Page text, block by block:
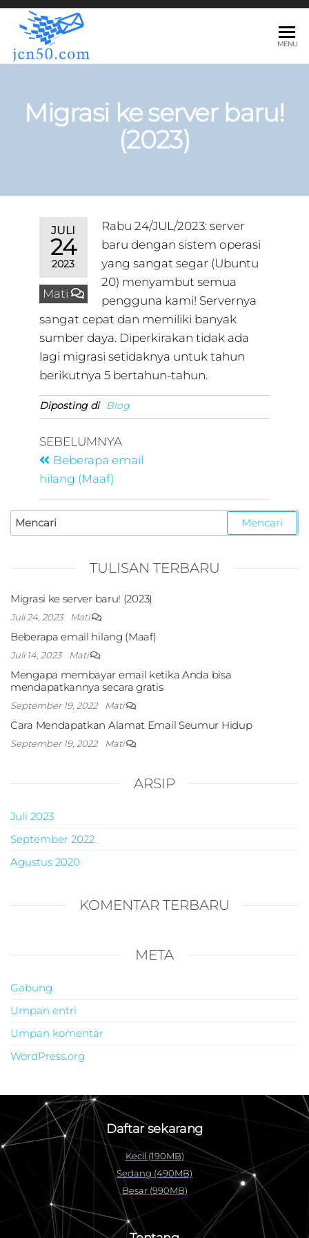
MENU
Migrasi ke server baru!
(2023)
JULI
24
2023
Mati
Rabu 24/JUL/2023: server
baru dengan sistem operasi
yang sangat segar (Ubuntu
20) menyambut semua
pengguna kami! Servernya
sangat cepat dan memiliki banyak
sumber daya. Diperkirakan tidak ada
lagi migrasi setidaknya untuk tahun
berikutnya 5 bertahun-tahun.
Diposting di Blog
SEBELUMNYA
Beberapa email
hilang (Maaf)
TULISAN TERBARU
Migrasi ke server baru! (2023)
Juli 24, 2023 Mati
Beberapa email hilang (Maaf)
Juli 14, 2023 Mati
Mengapa membayar email ketika Anda bisa
mendapatkannya secara gratis
September 19, 2022 Mati
Cara Mendapatkan Alamat Email Seumur Hidup
September 19, 2022 Mati
ARSIP
Juli 2023
September 2022
Agustus 2020
KOMENTAR TERBARU
META
Gabung
Umpan entri
Umpan komentar
WordPress.org
Daftar sekarang
Kecil (190MB)
Sedang (490MB)
Besar (990MB)